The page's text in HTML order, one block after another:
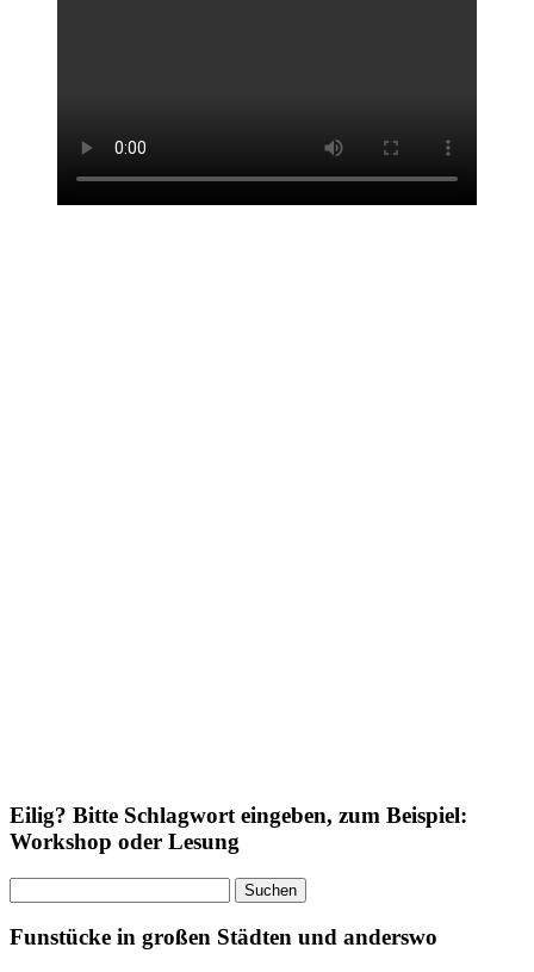
Eilig? Bitte Schlagwort eingeben, zum Beispiel:
Workshop oder Lesung
nach:
Funstücke in großen Städten und anderswo